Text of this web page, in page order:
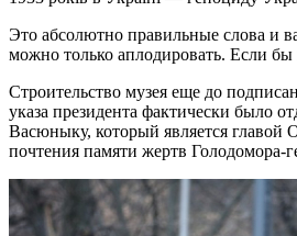
Это абсолютно правильные слова и
можно только аплодировать. Если бы
Строительство музея еще до
указа президента фактически было
Васюныку, который является главой
почтения памяти жертв Голодомора-